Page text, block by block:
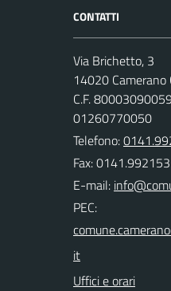
CONTATTI
Via Brichetto, 3
14020 Camerano
C.F.
01260770050
Telefono:
Fax: 0141.992153
E-mail:
PEC:
Uffici e orari